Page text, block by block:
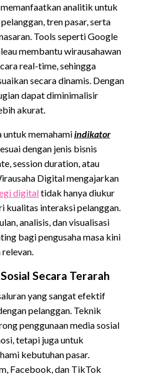
analitik untuk
tren pasar, serta
Tools seperti Google
membantu wirausahawan
real-time, sehingga
secara dinamis. Dengan
dapat diminimalisir
akurat.
untuk memahamiindikator
dengan jenis bisnis
session duration, atau
Digital mengajarkan
digitaltidak hanya diukur
interaksi pelanggan.
analisis, dan visualisasi
bagi pengusaha masa kini
Secara Terarah
yang sangat efektif
pelanggan. Teknik
penggunaan media sosial
tetapi juga untuk
kebutuhan pasar.
Facebook, dan TikTok